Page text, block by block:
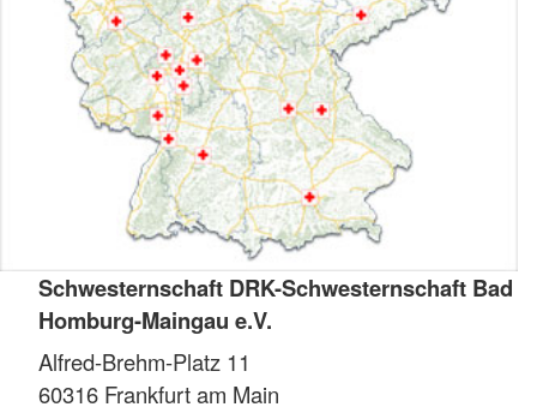
Schwesternschaft DRK-Schwesternschaft Bad
Homburg-Maingau e.V.
Alfred-Brehm-Platz 11
60316 Frankfurt am Main